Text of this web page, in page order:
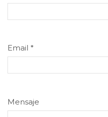
Email *
Mensaje